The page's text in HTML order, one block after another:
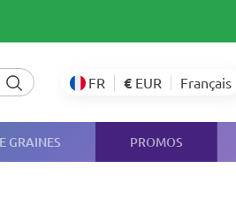
FR € EUR Français
GRAINES PROMOS